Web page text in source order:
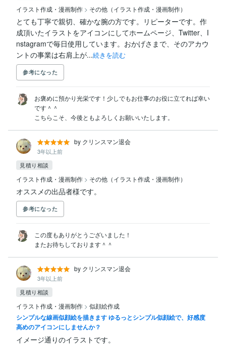
イラスト作成・漫画制作 > その他（イラスト作成・漫画制作）
とても丁寧で親切、確かな腕の方です。リピーターです。作
成頂いたイラストをアイコンにしてホームページ、Twitter、I
nstagramで毎日使用しています。おかげさまで、そのアカウ
ントの事業は右肩上が...続きを読む
参考になった
お褒めに預かり光栄です！少しでもお仕事のお役に立てれば幸い
です＾＾
こちらこそ、今後ともよろしくお願いいたします。
by クリンスマン退会
3年以上前
見積り相談
イラスト作成・漫画制作 > その他（イラスト作成・漫画制作）
オススメの出品者様です。
参考になった
この度もありがとうございました！
またお待ちしております＾＾
by クリンスマン退会
3年以上前
見積り相談
イラスト作成・漫画制作 > 似顔絵作成
シンプルな線画似顔絵を描きます ゆるっとシンプル似顔絵で、好感度
高めのアイコンにしませんか？
イメージ通りのイラストです。